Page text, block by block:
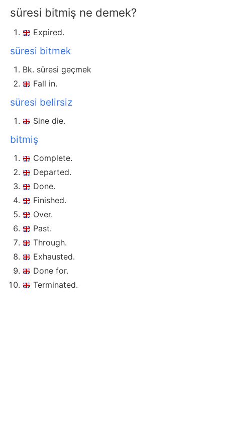
süresi bitmiş ne demek?
Expired.
süresi bitmek
Bk. süresi geçmek
Fall in.
süresi belirsiz
Sine die.
bitmiş
Complete.
Departed.
Done.
Finished.
Over.
Past.
Through.
Exhausted.
Done for.
Terminated.